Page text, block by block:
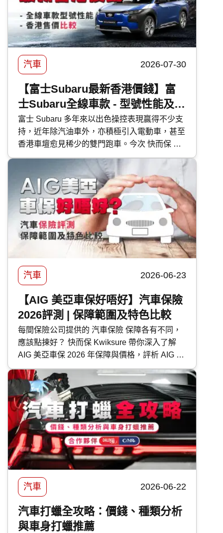
汽車 2026-07-30
【富士Subaru最新香港價錢】富
士Subaru全線車款 - 型號性能及香
港售價比較
富士 Subaru 多年來以出色操控表現贏得不少支
持，近年除汽油車外，亦積極引入電動車，甚至
香港車壇愈見稀少的雙門跑車。今次 快而保 便
為大家逐一剖析富士 Subaru 各車型的特點。
汽車 2026-06-23
【AIG 美亞車保好唔好】汽車保險
2026評測 | 保障範圍及特色比較
每間保險公司提供的 汽車保險 保障各有不同，
應該點揀好？ 快而保 Kwiksure 帶你深入了解
AIG 美亞車保 2026 年保障與價格，評析 AIG 美
亞 汽車保險 優缺點，助你選擇最適合的車保方
案。
汽車 2026-06-22
汽車打蠟全攻略：價錢、種類分析
與車身打蠟推薦